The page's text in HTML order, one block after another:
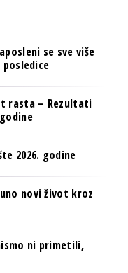
se sve više
rasta – Rezultati
2026. godine
novi život kroz
ni primetili,